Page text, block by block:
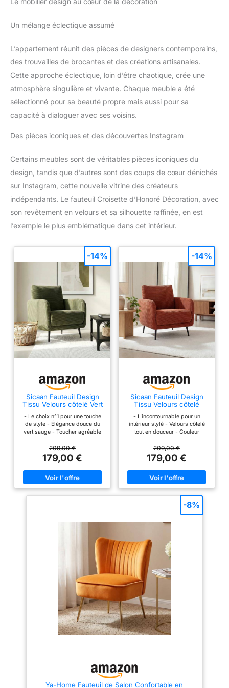
parfaitement à une multitude de
au-delà. 【Montage simple et
COLAMY est fourni avec des
pièces nécessaires pour un
assemblage rapide. Grâce à
son design polyvalent et ses
dimensions compactes, il
multitude d'espaces.
stabilité et excellente capacité de charge. Les protections de
et permettent un fonctionnement silencieux. TISSU EN
VELOURS DE HAUTE QUALITÉ: Ce fauteuil de salon/cuisine
revêtu d’un velours de haute qualité, résistant aux déchirures,
non pelucheux et grand teint. L'assise rembourrée de 10cm
d'épaisseur est remplie de mousse haute densité, offrant un
ÉLÉGANT: Avec son forme de pétale, ses courbes gracieuses
et son revêtement en velours doux associé à des pieds dorés,
ce fauteuil de coiffeuse respire le style et l’élégance classique.
Idéale comme chaise de coiffeuse, chaise de salle à manger
ou chaise de salon.
Un mélange éclectique assumé
L’appartement réunit des pièces de designers contemporains,
des trouvailles de brocantes et des créations artisanales.
Cette approche éclectique, loin d’être chaotique, crée une
atmosphère singulière et vivante. Chaque meuble a été
sélectionné pour sa beauté propre mais aussi pour sa
capacité à dialoguer avec ses voisins.
Des pièces iconiques et des découvertes Instagram
Certains meubles sont de véritables pièces iconiques du
design, tandis que d’autres sont des coups de cœur dénichés
sur Instagram, cette nouvelle vitrine des créateurs
indépendants. Le fauteuil Croisette d’Honoré Décoration, avec
son revêtement en velours et sa silhouette raffinée, en est
l’exemple le plus emblématique dans cet intérieur.
Sicaan Fauteuil Design
Tissu Velours côtelé Vert
- Le choix n°1 pour une touche
de style - Élégance douce du
vert sauge - Toucher agréable
minimaliste et lignes épurées -
Produit livré en kit
209,00 €
179,00 €
-14%
Sicaan Fauteuil Design
Tissu Velours côtelé
- L'incontournable pour un
intérieur stylé - Velours côtelé
tout en douceur - Couleur
livré en kit
209,00 €
179,00 €
-14%
Ya-Home Fauteuil de Salon Confortable en
-8%